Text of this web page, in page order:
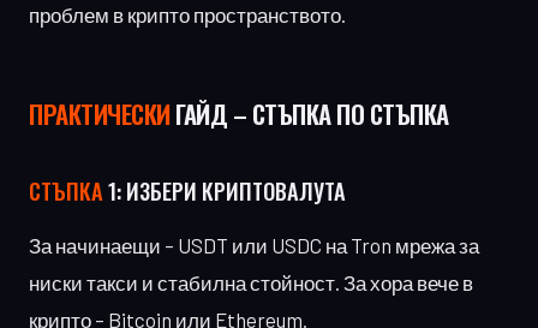
проблем в крипто пространството.
ПРАКТИЧЕСКИГАЙД – СТЪПКА ПО СТЪПКА
СТЪПКА1: ИЗБЕРИ КРИПТОВАЛУТА
За начинаещи – USDT или USDC на Tron мрежа за
ниски такси и стабилна стойност. За хора вече в
крипто – Bitcoin или Ethereum.